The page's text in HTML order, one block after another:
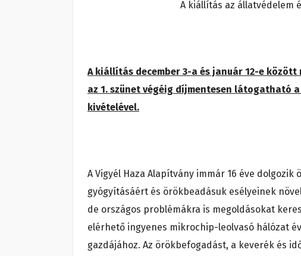
A kiállítás az állatvédelem
A kiállítás december 3-a és január 12-e
az 1. szünet végéig díjmentesen látogatható
kivételével.
A Vigyél Haza Alapítvány immár 16 éve
gyógyításáért és örökbeadásuk esélyeinek
de országos problémákra is megoldásokat
elérhető ingyenes mikrochip-leolvasó hálózat
gazdájához. Az örökbefogadást, a keverék és